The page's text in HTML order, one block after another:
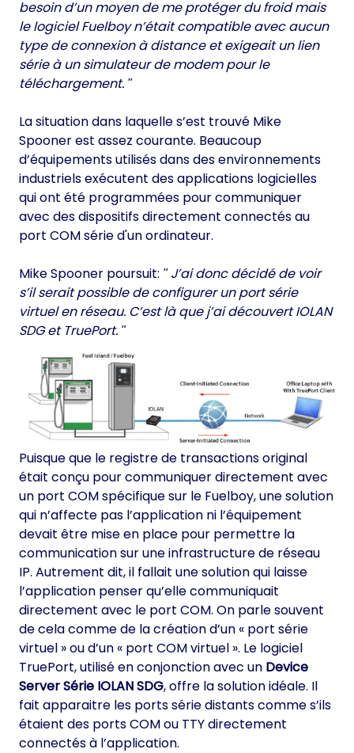
besoin d’un moyen de me protéger du froid mais
le logiciel Fuelboy n’était compatible avec aucun
type de connexion à distance et exigeait un lien
série à un simulateur de modem pour le
téléchargement.
La situation dans laquelle s’est trouvé Mike
Spooner est assez courante. Beaucoup
d’équipements utilisés dans des environnements
industriels exécutent des applications logicielles
qui ont été programmées pour communiquer
avec des dispositifs directement connectés au
port COM série d'un ordinateur.
Mike Spooner poursuit:
J’ai donc décidé de voir
s’il serait possible de configurer un port série
virtuel en réseau. C’est là que j’ai découvert IOLAN
SDG et TruePort.
Puisque que le registre de transactions original
était conçu pour communiquer directement avec
un port COM spécifique sur le Fuelboy, une solution
qui n’affecte pas l’application ni l’équipement
devait être mise en place pour permettre la
communication sur une infrastructure de réseau
IP. Autrement dit, il fallait une solution qui laisse
l’application penser qu’elle communiquait
directement avec le port COM. On parle souvent
de cela comme de la création d’un « port série
virtuel » ou d’un « port COM virtuel ». Le logiciel
TruePort, utilisé en conjonction avec un Device
Server Série IOLAN SDG, offre la solution idéale. Il
fait apparaitre les ports série distants comme s’ils
étaient des ports COM ou TTY directement
connectés à l’application.